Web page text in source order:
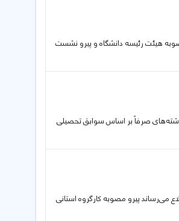
می‌رساند بر اساس مصوبه هیئت رئیسه دانشگاه و پیرو نشست
کارشناسی در بهمن 1404 به اطلاع متقاضیان رشته‌های صرفاً بر اساس سوابق تحصیلی
سال تحصیلی ۱۴۰۵-۱۴۰۴ دانشگاه کردستان به اطلاع می‌رساند پیرو مصوبه کارگروه استانی